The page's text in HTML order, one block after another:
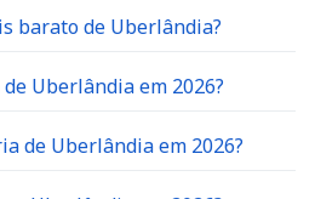
barato de Uberlândia?
Uberlândia em 2026?
de Uberlândia em 2026?
Uberlândia em 2026?